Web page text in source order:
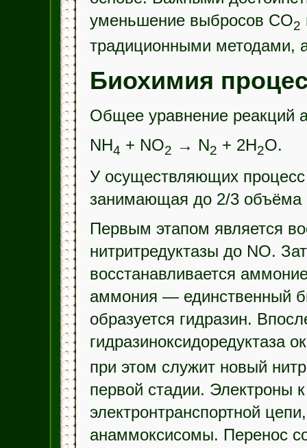
уменьшение выбросов CO2
традиционными методами,
Биохимия
Общее уравнение реакций
NH4 + NO2 → N2 + 2H2O.
У осуществляющих
занимающая до 2/3 объёма
Первым этапом является
нитритредуктазы до NO.
восстанавливается
аммония — единственный
образуется гидразин.
гидразиноксидоредуктаза
при этом служит новый
первой стадии. Электроны
электронтранспортной
анаммоксисомы. Перенос